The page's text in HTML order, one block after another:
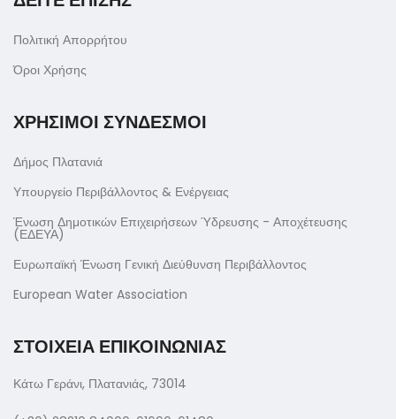
Πολιτική Απορρήτου
Όροι Χρήσης
ΧΡΗΣΙΜΟΙ ΣΥΝΔΕΣΜΟΙ
Δήμος Πλατανιά
Υπουργείο Περιβάλλοντος & Ενέργειας
Ένωση Δημοτικών Επιχειρήσεων Ύδρευσης - Αποχέτευσης
(ΕΔΕΥΑ)
Ευρωπαϊκή Ένωση Γενική Διεύθυνση Περιβάλλοντος
European Water Association
ΣΤΟΙΧΕΙΑ ΕΠΙΚΟΙΝΩΝΙΑΣ
Κάτω Γεράνι, Πλατανιάς, 73014